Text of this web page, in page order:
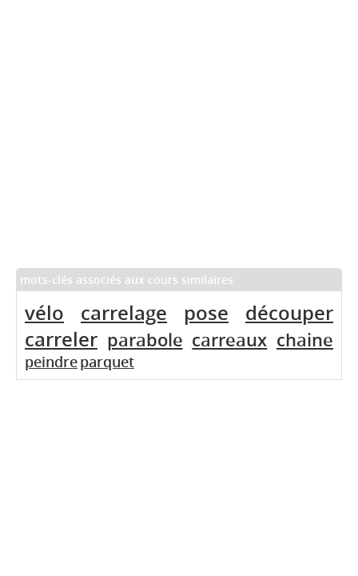
mots-clés associés aux cours similaires
vélo carrelage pose
découper
carreler parabole carreaux chaine
peindreparquet